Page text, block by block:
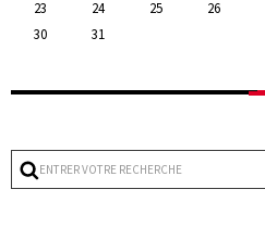
23
24 25 26
30
31